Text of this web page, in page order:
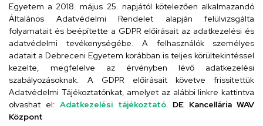
4026 Debrecen, Arany János tér 1.
Szervezeti telefonkönyv
UD telefonkönyv
Egyetem a 2018. május 25. napjától kötelezően alkalmazandó
Általános Adatvédelmi Rendelet alapján felülvizsgálta
folyamatait és beépítette a GDPR előírásait az adatkezelési és
adatvédelmi tevékenységébe. A felhasználók személyes
adatait a Debreceni Egyetem korábban is teljes körültekintéssel
kezelte, megfelelve az érvényben lévő adatkezelési
szabályozásoknak. A GDPR előírásait követve frissítettük
Adatvédelmi Tájékoztatónkat, amelyet az alábbi linkre kattintva
olvashat el: Adatkezelési tájékoztató. DE Kancellária WAV
Központ